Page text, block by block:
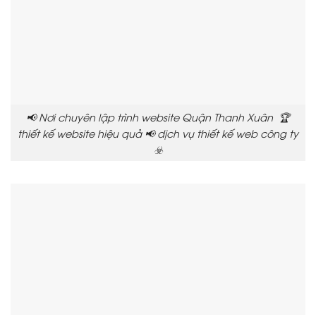
📢 Nơi chuyên lập trình website Quận Thanh Xuân 🏆
thiết kế website hiệu quả 📢 dịch vụ thiết kế web công ty
☣️